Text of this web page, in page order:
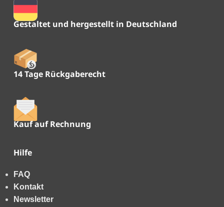
Gestaltet und hergestellt in Deutschland
14 Tage Rückgaberecht
Kauf auf Rechnung
Hilfe
FAQ
Kontakt
Newsletter